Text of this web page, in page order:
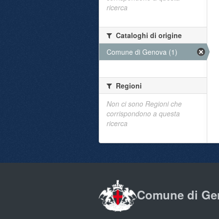
ricerca
Cataloghi di origine
Comune di Genova (1)
Regioni
Non ci sono Regioni che
corrispondono a questa
ricerca
Comune di